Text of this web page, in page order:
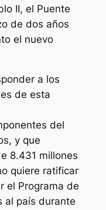
II, el Puente
de dos años
el nuevo
a los
de esta
del
y que
8.431 millones
quiere ratificar
el Programa de
al país durante